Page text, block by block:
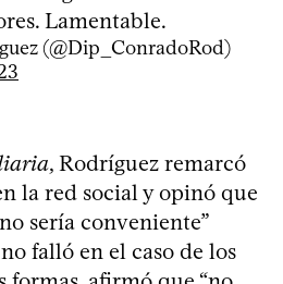
Lamentable.
(@Dip_ConradoRod)
, Rodríguez remarcó
la red social y opinó que
sería conveniente”
falló en el caso de los